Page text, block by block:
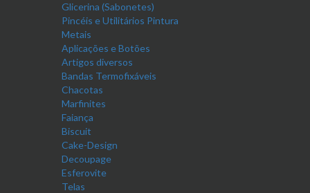
Glicerina (Sabonetes)
Pincéis e Utilitários Pintura
Metais
Aplicações e Botões
Artigos diversos
Bandas Termofixáveis
Chacotas
Marfinites
Faiança
Biscuit
Cake-Design
Decoupage
Esferovite
Telas